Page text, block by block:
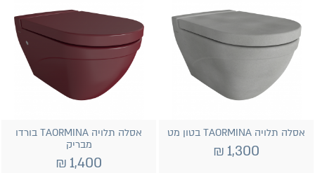
אסלה תלויה TAORMINA בטון מט
1,300
₪
אסלה תלויה TAORMINA בורדו
מבריק
1,400
₪